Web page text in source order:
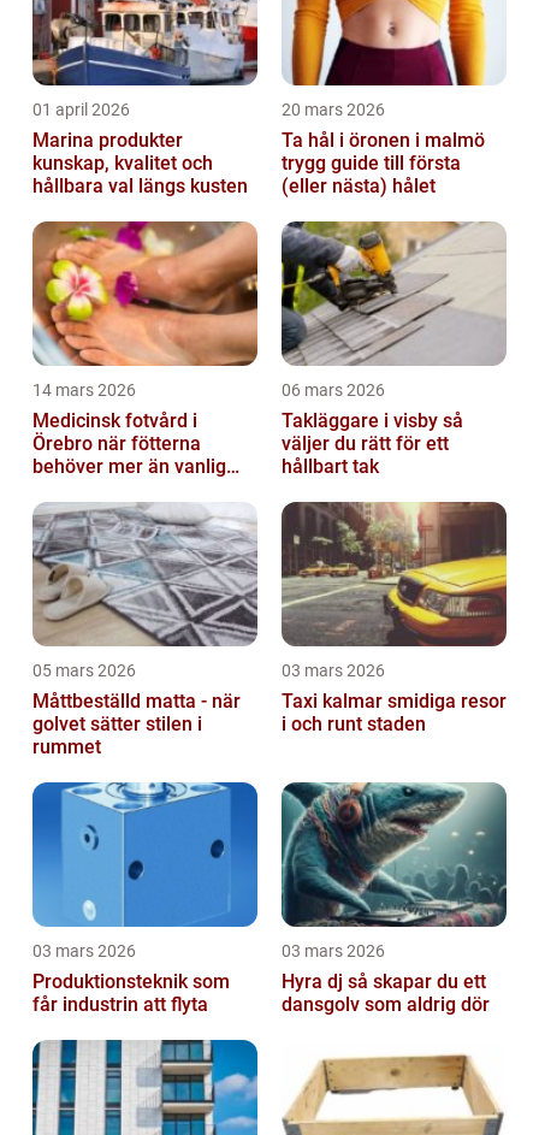
01 april 2026
Marina produkter
kunskap, kvalitet och
hållbara val längs kusten
20 mars 2026
Ta hål i öronen i malmö
trygg guide till första
(eller nästa) hålet
14 mars 2026
Medicinsk fotvård i
Örebro när fötterna
behöver mer än vanlig
06 mars 2026
Takläggare i visby så
väljer du rätt för ett
hållbart tak
05 mars 2026
Måttbeställd matta - när
golvet sätter stilen i
rummet
03 mars 2026
Taxi kalmar smidiga resor
i och runt staden
03 mars 2026
Produktionsteknik som
får industrin att flyta
03 mars 2026
Hyra dj så skapar du ett
dansgolv som aldrig dör